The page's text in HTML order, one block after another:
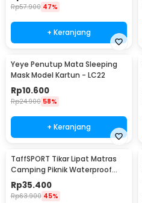
306
Rp57.900 47%
+ Keranjang
Yeye Penutup Mata Sleeping
Mask Model Kartun - LC22
Rp10.600
Rp24.900 58%
+ Keranjang
TaffSPORT Tikar Lipat Matras
Camping Piknik Waterproof
Mat 1.4x1.52M - FS-007
Rp35.400
Rp63.900 45%